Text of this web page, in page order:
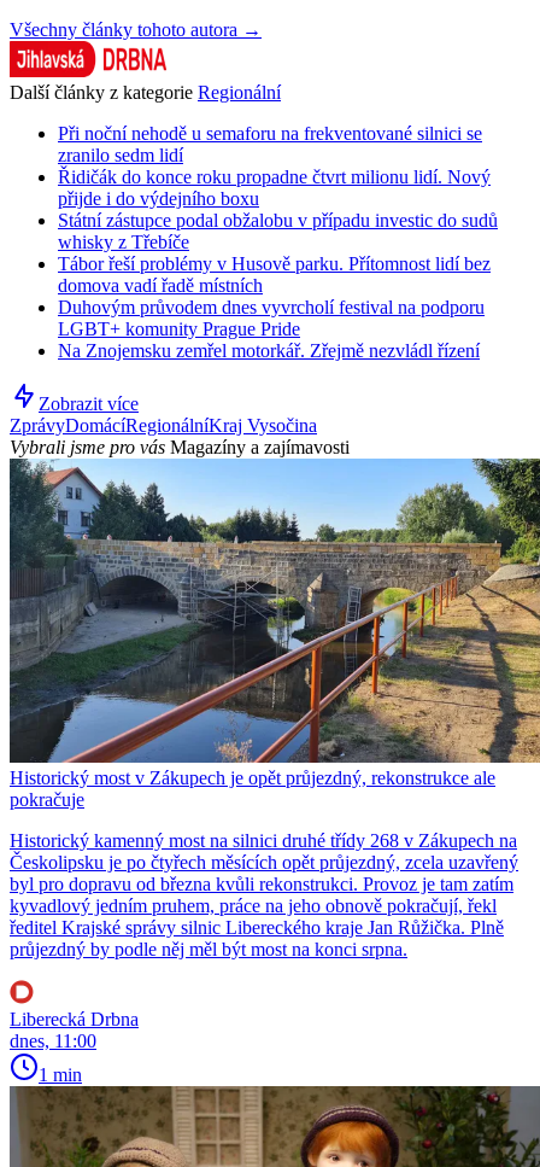
Všechny články tohoto autora →
Další články z kategorie Regionální
Při noční nehodě u semaforu na frekventované silnici se
zranilo sedm lidí
Řidičák do konce roku propadne čtvrt milionu lidí. Nový
přijde i do výdejního boxu
Státní zástupce podal obžalobu v případu investic do sudů
whisky z Třebíče
Tábor řeší problémy v Husově parku. Přítomnost lidí bez
domova vadí řadě místních
Duhovým průvodem dnes vyvrcholí festival na podporu
LGBT+ komunity Prague Pride
Na Znojemsku zemřel motorkář. Zřejmě nezvládl řízení
Zobrazit více
ZprávyDomácíRegionálníKraj Vysočina
Vybrali jsme pro vás Magazíny a zajímavosti
Historický most v Zákupech je opět průjezdný, rekonstrukce ale
pokračuje
Historický kamenný most na silnici druhé třídy 268 v Zákupech na
Českolipsku je po čtyřech měsících opět průjezdný, zcela uzavřený
byl pro dopravu od března kvůli rekonstrukci. Provoz je tam zatím
kyvadlový jedním pruhem, práce na jeho obnově pokračují, řekl
ředitel Krajské správy silnic Libereckého kraje Jan Růžička. Plně
průjezdný by podle něj měl být most na konci srpna.
Liberecká Drbna
dnes, 11:00
1 min